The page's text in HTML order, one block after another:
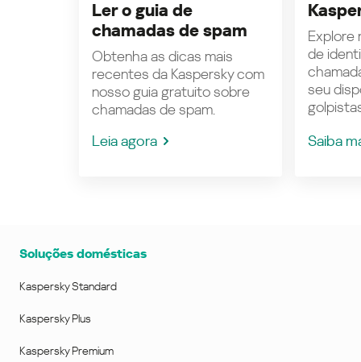
Ler o guia de
chamadas de spam
Obtenha as dicas mais
recentes da Kaspersky com
nosso guia gratuito sobre
chamadas de spam.
Leia agora
Explore
de
seu
Saiba
Soluções domésticas
Kaspersky Standard
Kaspersky Plus
Kaspersky Premium